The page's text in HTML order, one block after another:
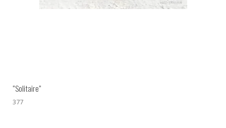
“Solitaire“
377